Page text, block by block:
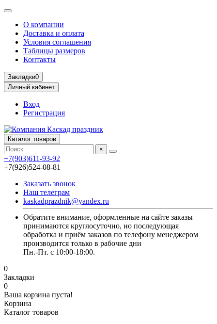
О компании
Доставка и оплата
Условия соглашения
Таблицы размеров
Контакты
Закладки0
Личный кабинет
Вход
Регистрация
Каталог товаров
×
+7(903)611-93-92
+7(926)524-08-81
Заказать звонок
Наш телеграм
kaskadprazdnik@yandex.ru
Обратите внимание, оформленные на сайте заказы
принимаются круглосуточно, но последующая
обработка и приём заказов по телефону менеджером
производится только в рабочие дни
Пн.-Пт. с 10:00-18:00.
0
Закладки
0
Ваша корзина пуста!
Корзина
Каталог товаров